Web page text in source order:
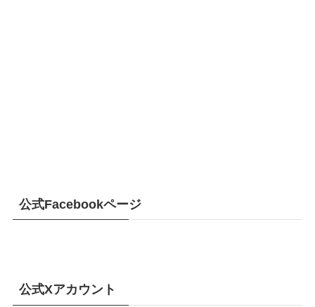
公式Facebookページ
公式Xアカウント